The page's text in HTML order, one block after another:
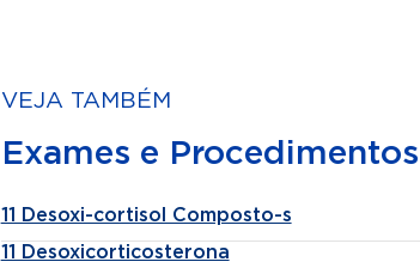
VEJA TAMBÉM
Exames e
11 Desoxi-cortisol Composto-s
11 Desoxicorticosterona